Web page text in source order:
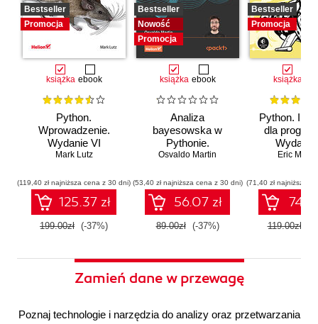
Bestseller
Promocja
książka ebook
Python.
Wprowadzenie.
Wydanie VI
Mark Lutz
(119,40 zł najniższa cena z 30 dni)
125.37 zł
199.00zł (-37%)
Bestseller
Nowość
Promocja
książka ebook
Analiza
bayesowska w
Pythonie.
Praktyczny
modelowaniu
probabilistycznym.
Wydanie III
Osvaldo Martin
(53,40 zł najniższa cena z 30 dni)
56.07 zł
89.00zł (-37%)
Bestseller
Promocja
książka
Python.
dla
Wydanie
Eric
(71,40 zł najniższa
119.00zł
Zamień dane w przewagę
Poznaj technologie i narzędzia do analizy oraz przetwarzania